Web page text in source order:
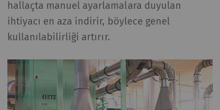
hallaçta manuel ayarlamalara duyulan
ihtiyacı en aza indirir, böylece genel
kullanılabilirliği artırır.